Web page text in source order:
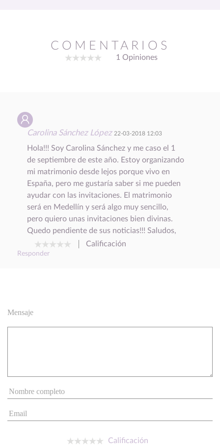
COMENTARIOS
1 Opiniones
Carolina Sánchez López 22-03-2018 12:03
Hola!!! Soy Carolina Sánchez y me caso el 1
de septiembre de este año. Estoy organizando
mi matrimonio desde lejos porque vivo en
España, pero me gustaría saber si me pueden
ayudar con las invitaciones. El matrimonio
será en Medellín y será algo muy sencillo,
pero quiero unas invitaciones bien divinas.
Quedo pendiente de sus noticias!!! Saludos,
Calificación
Responder
Mensaje
Calificación